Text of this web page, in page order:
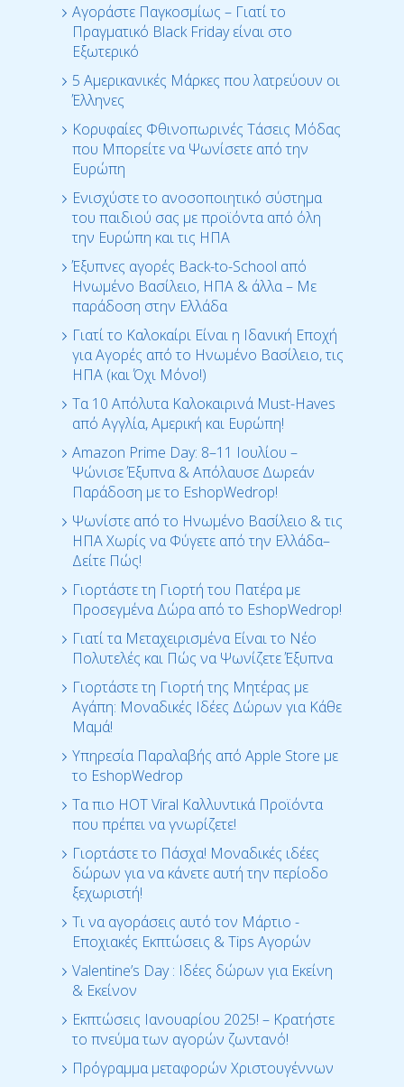
Αγοράστε Παγκοσμίως – Γιατί το
Πραγματικό Black Friday είναι στο
Εξωτερικό
5 Αμερικανικές Μάρκες που λατρεύουν οι
Έλληνες
Κορυφαίες Φθινοπωρινές Τάσεις Μόδας
που Μπορείτε να Ψωνίσετε από την
Ευρώπη
Ενισχύστε το ανοσοποιητικό σύστημα
του παιδιού σας με προϊόντα από όλη
την Ευρώπη και τις ΗΠΑ
Έξυπνες αγορές Back-to-School από
Ηνωμένο Βασίλειο, ΗΠΑ & άλλα – Με
παράδοση στην Ελλάδα
Γιατί το Καλοκαίρι Είναι η Ιδανική Εποχή
για Αγορές από το Ηνωμένο Βασίλειο, τις
ΗΠΑ (και Όχι Μόνο!)
Τα 10 Απόλυτα Καλοκαιρινά Must-Haves
από Αγγλία, Αμερική και Ευρώπη!
Amazon Prime Day: 8–11 Ιουλίου –
Ψώνισε Έξυπνα & Απόλαυσε Δωρεάν
Παράδοση με το EshopWedrop!
Ψωνίστε από το Ηνωμένο Βασίλειο & τις
ΗΠΑ Χωρίς να Φύγετε από την Ελλάδα–
Δείτε Πώς!
Γιορτάστε τη Γιορτή του Πατέρα με
Προσεγμένα Δώρα από το EshopWedrop!
Γιατί τα Μεταχειρισμένα Είναι το Νέο
Πολυτελές και Πώς να Ψωνίζετε Έξυπνα
Γιορτάστε τη Γιορτή της Μητέρας με
Αγάπη: Μοναδικές Ιδέες Δώρων για Κάθε
Μαμά!
Υπηρεσία Παραλαβής από Apple Store με
το EshopWedrop
Τα πιο HOT Viral Καλλυντικά Προϊόντα
που πρέπει να γνωρίζετε!
Γιορτάστε το Πάσχα! Μοναδικές ιδέες
δώρων για να κάνετε αυτή την περίοδο
ξεχωριστή!
Τι να αγοράσεις αυτό τον Μάρτιο -
Εποχιακές Εκπτώσεις & Tips Αγορών
Valentine’s Day : Ιδέες δώρων για Εκείνη
& Εκείνον
Εκπτώσεις Ιανουαρίου 2025! – Κρατήστε
το πνεύμα των αγορών ζωντανό!
Πρόγραμμα μεταφορών Χριστουγέννων